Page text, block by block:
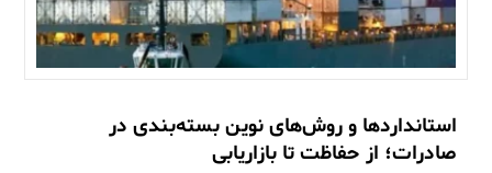
استانداردها و روش‌های نوین بسته‌بندی در
صادرات؛ از حفاظت تا بازاریابی